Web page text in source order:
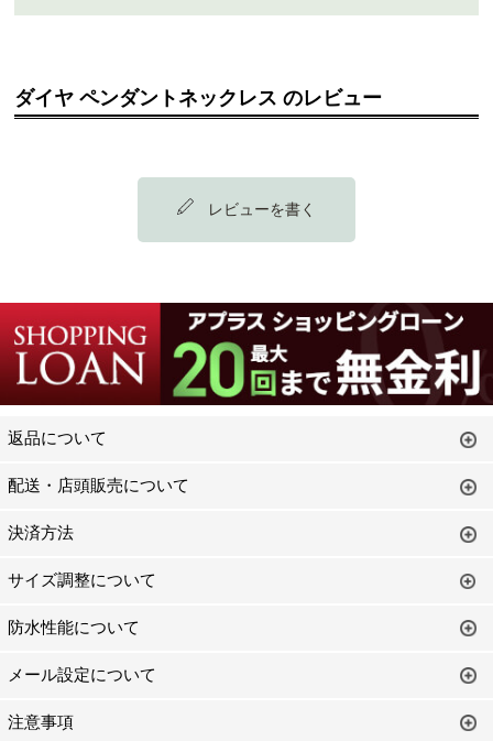
ダイヤ ペンダントネックレス のレビュー
レビューを書く
返品について
配送・店頭販売について
決済方法
サイズ調整について
防水性能について
メール設定について
注意事項